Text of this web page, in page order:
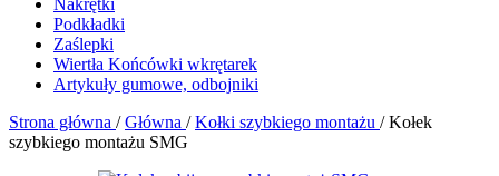
Nakrętki
Podkładki
Zaślepki
Wiertła Końcówki wkrętarek
Artykuły gumowe, odbojniki
Strona główna / Główna / Kołki szybkiego montażu / Kołek
szybkiego montażu SMG